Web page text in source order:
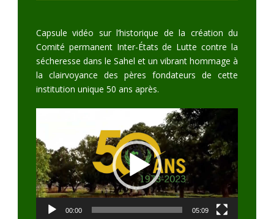
Capsule vidéo sur l’historique de la création du
Comité permanent Inter-États de Lutte contre la
sécheresse dans le Sahel et un vibrant hommage à
la clairvoyance des pères fondateurs de cette
institution unique 50 ans après.
00:00 05:09